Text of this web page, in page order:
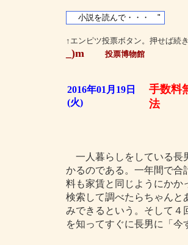
↑エンピツ投票ボタン。押せば続
_)m 投票博物館
2016年01月19日
(火)
手数料
法
一人暮らしをしている長
かるのである。一年間で合
料も家賃と同じようにかか
検索して調べたらちゃんと
みできるという。そして４
を知ってすぐに長男に「